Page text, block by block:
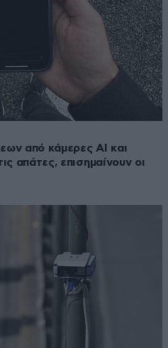
από κάμερες AI και
απάτες, επισημαίνουν οι